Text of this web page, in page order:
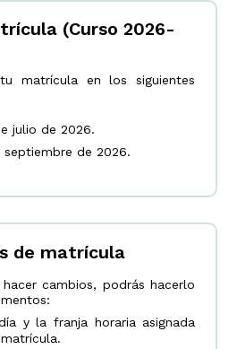
(Curso 2026-
matrícula en los siguientes
julio de 2026.
septiembre de 2026.
de matrícula
cambios, podrás hacerlo
y la franja horaria asignada